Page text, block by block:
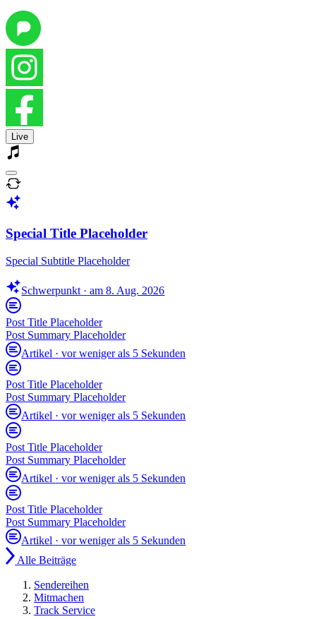
Live
Special Title Placeholder
Special Subtitle Placeholder
Schwerpunkt · am 8. Aug. 2026
Post Title Placeholder
Post Summary Placeholder
Artikel · vor weniger als 5 Sekunden
Post Title Placeholder
Post Summary Placeholder
Artikel · vor weniger als 5 Sekunden
Post Title Placeholder
Post Summary Placeholder
Artikel · vor weniger als 5 Sekunden
Post Title Placeholder
Post Summary Placeholder
Artikel · vor weniger als 5 Sekunden
Alle Beiträge
Sendereihen
Mitmachen
Track Service